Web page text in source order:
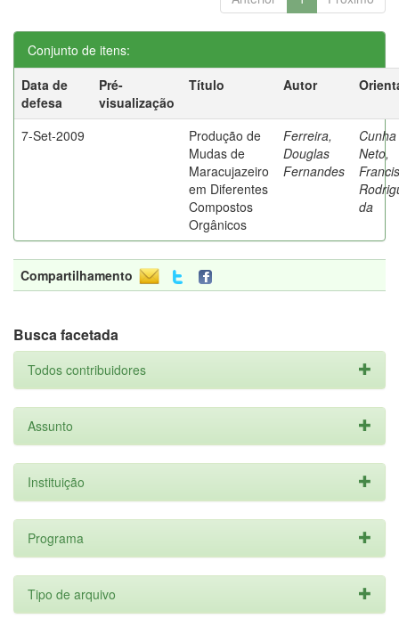
Conjunto de itens:
Data de
defesa
Pré-
visualização
Título Autor
7-Set-2009
Produção de
Mudas de
Maracujazeiro
em Diferentes
Compostos
Orgânicos
Ferreira,
Douglas
Fernandes
Cunha
Neto,
da
Compartilhamento
Busca facetada
Todos contribuidores
Assunto
Instituição
Programa
Tipo de arquivo